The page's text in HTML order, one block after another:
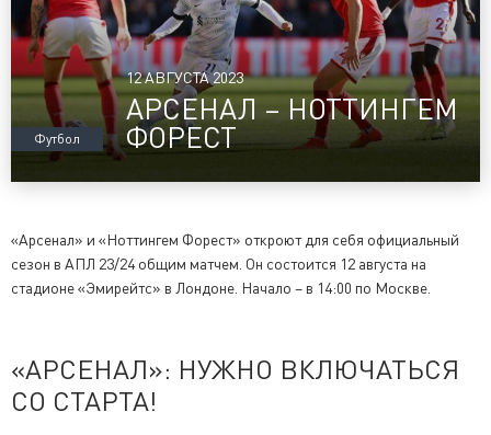
Футбол
12 АВГУСТА 2023
АРСЕНАЛ – НОТТИНГЕМ
ФОРЕСТ
«Арсенал» и «Ноттингем Форест» откроют для себя официальный
сезон в АПЛ 23/24 общим матчем. Он состоится 12 августа на
стадионе «Эмирейтс» в Лондоне. Начало – в 14:00 по Москве.
«АРСЕНАЛ»: НУЖНО ВКЛЮЧАТЬСЯ
СО СТАРТА!